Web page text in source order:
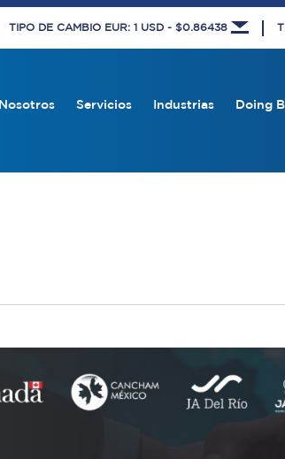
TIPO DE CAMBIO EUR: 1 USD - $0.86438
Nosotros Servicios Industrias Doing